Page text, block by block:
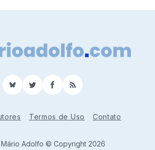
BlueSkyTwitterFacebook
RSS
Termos de Uso Contato
Mário Adolfo © Copyright 2026